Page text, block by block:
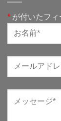
* が付いたフィ